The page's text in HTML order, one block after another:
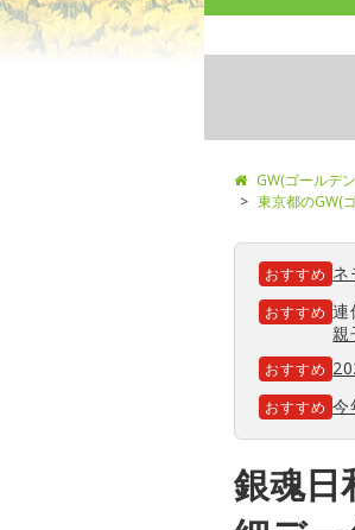
GW(ゴールデ
東京都のGW(
おすすめ ネ
おすすめ 連
親
おすすめ
おすすめ 今
銀魂日